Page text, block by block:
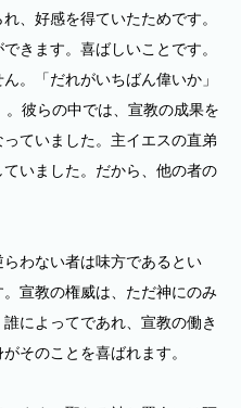
、好感を得ていたためです。
きます。喜ばしいことです。
。「だれがいちばん偉いか」
彼らの中では、宣教の成果を
ていました。主イエスの直弟
いました。だから、他の者の
わない者は味方であるとい
宣教の権威は、ただ神にのみ
によってであれ、宣教の働き
そのことを喜ばれます。